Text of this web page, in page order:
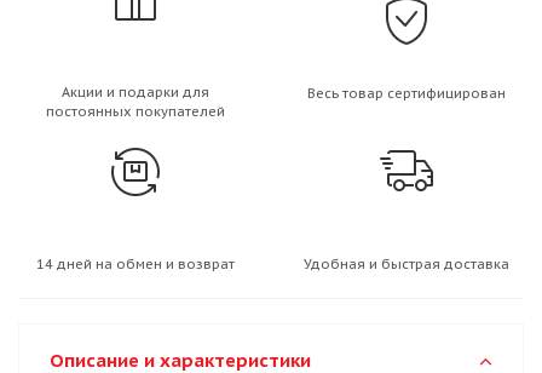
Акции и подарки для
постоянных покупателей
Весь товар сертифицирован
14 дней на обмен и возврат Удобная и быстрая доставка
Описание и характеристики